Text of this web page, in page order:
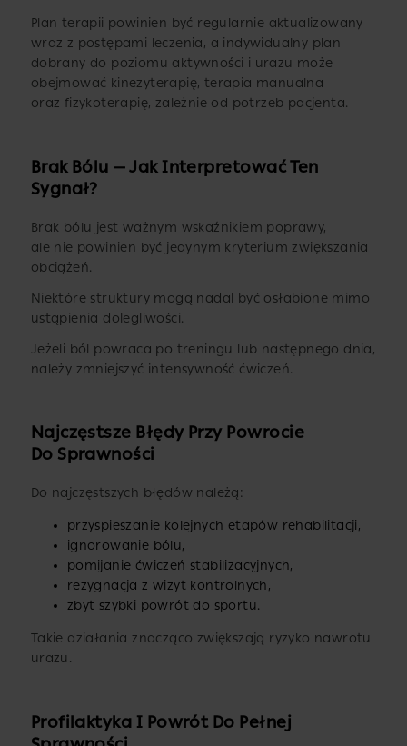
Plan terapii powinien być regularnie aktualizowany
wraz z postępami leczenia, a indywidualny plan
dobrany do poziomu aktywności i urazu może
obejmować kinezyterapię, terapia manualna
oraz fizykoterapię, zależnie od potrzeb pacjenta.
Brak Bólu — Jak Interpretować Ten
Sygnał?
Brak bólu jest ważnym wskaźnikiem poprawy,
ale nie powinien być jedynym kryterium zwiększania
obciążeń.
Niektóre struktury mogą nadal być osłabione mimo
ustąpienia dolegliwości.
Jeżeli ból powraca po treningu lub następnego dnia,
należy zmniejszyć intensywność ćwiczeń.
Najczęstsze Błędy Przy Powrocie
Do Sprawności
Do najczęstszych błędów należą:
przyspieszanie kolejnych etapów rehabilitacji,
ignorowanie bólu,
pomijanie ćwiczeń stabilizacyjnych,
rezygnacja z wizyt kontrolnych,
zbyt szybki powrót do sportu.
Takie działania znacząco zwiększają ryzyko nawrotu
urazu.
Profilaktyka I Powrót Do Pełnej